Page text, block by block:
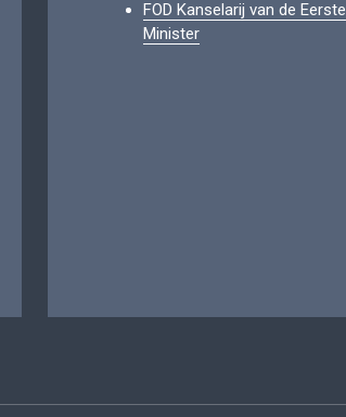
FOD Kanselarij van de Eerste
Minister